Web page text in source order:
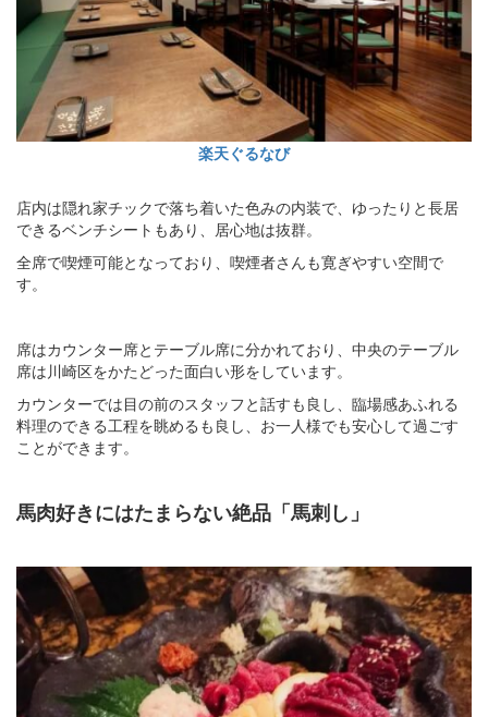
楽天ぐるなび
店内は隠れ家チックで落ち着いた色みの内装で、ゆったりと長居
できるベンチシートもあり、居心地は抜群。
全席で喫煙可能となっており、喫煙者さんも寛ぎやすい空間で
す。
席はカウンター席とテーブル席に分かれており、中央のテーブル
席は川崎区をかたどった面白い形をしています。
カウンターでは目の前のスタッフと話すも良し、臨場感あふれる
料理のできる工程を眺めるも良し、お一人様でも安心して過ごす
ことができます。
馬肉好きにはたまらない絶品「馬刺し」